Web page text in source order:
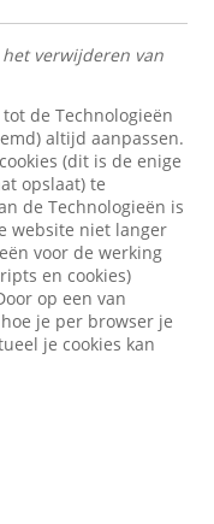
verwijderen van
de Technologieën
altijd aanpassen.
(dit is de enige
opslaat) te
de Technologieën is
website niet langer
voor de werking
en cookies)
op een van
je per browser je
je cookies kan